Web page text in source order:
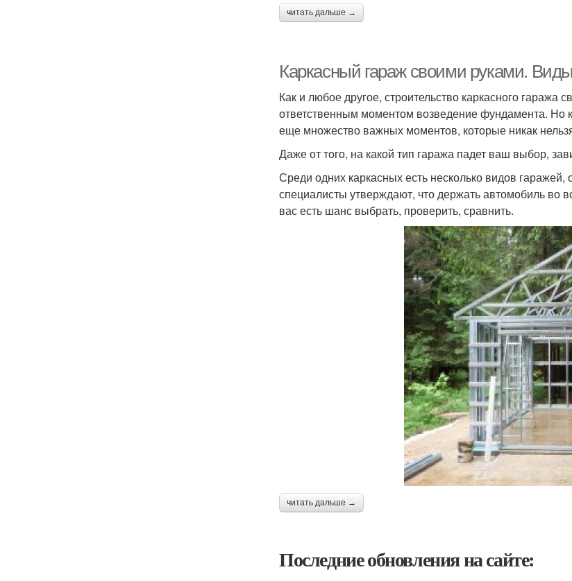
читать дальше →
Каркасный гараж своими руками.
Как и любое другое, строительство каркасного
ответственным моментом возведение фундамента. Но
еще множество важных моментов, которые никак
Даже от того, на какой тип гаража падет ваш выбор,
Среди одних каркасных есть несколько видов
специалисты утверждают, что держать автомобиль во
вас есть шанс выбрать, проверить, сравнить.
читать дальше →
Последние обновления на сайте: